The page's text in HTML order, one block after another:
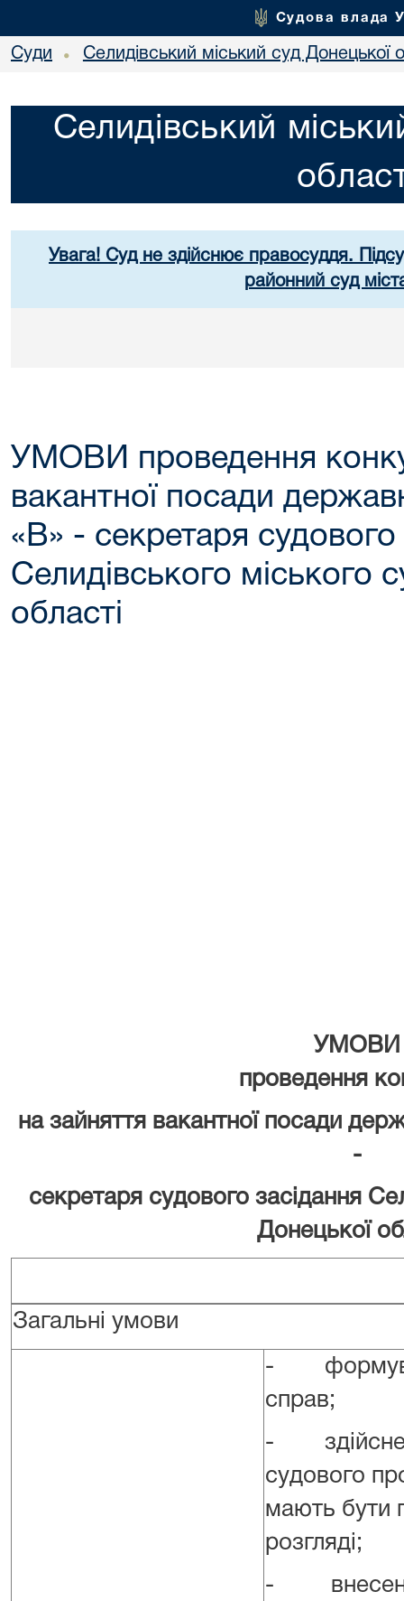
Судова влада
Суди • Селидівський міський суд Донецької
Селидівський
Увага! Суд не здійснює правосуддя.
районний суд
УМОВИ проведення
вакантної посади
«В» - секретаря судового
Селидівського міського
області
УМОВИ
проведення
на зайняття вакантної посади
-
секретаря судового засідання
Донецької
Загальні умови
-
справ;
-
судового
мають бути
розгляді;
-